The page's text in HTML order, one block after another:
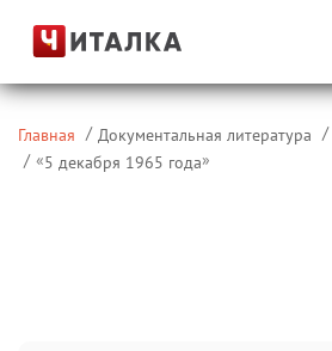
Главная Документальная литература
«5 декабря 1965 года»